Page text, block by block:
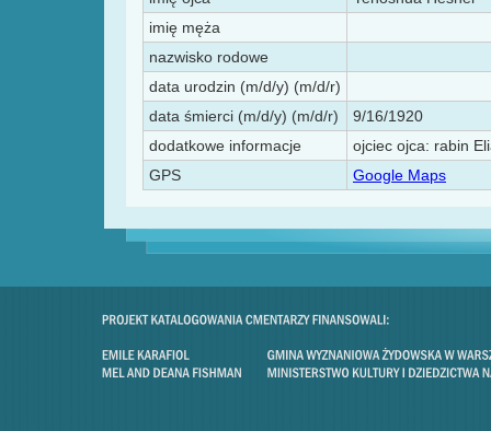
imię męża
nazwisko rodowe
data urodzin (m/d/y) (m/d/r)
data śmierci (m/d/y) (m/d/r)
9/16/1920
dodatkowe informacje
ojciec ojca: rabin
GPS
Google Maps